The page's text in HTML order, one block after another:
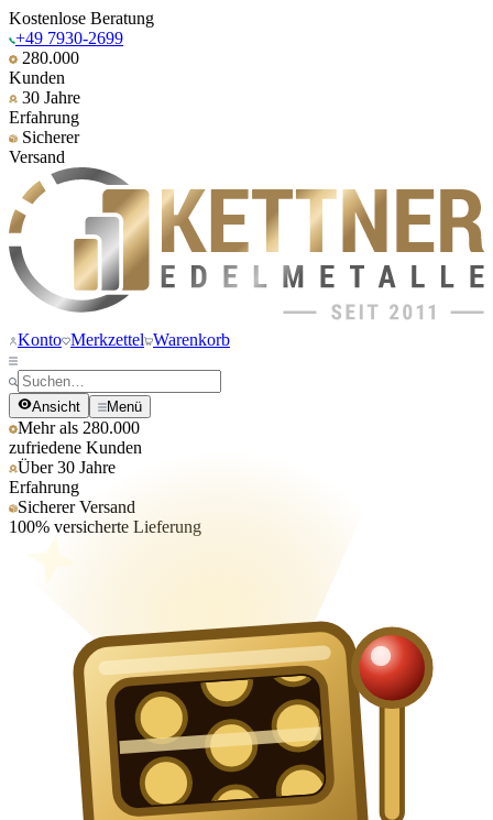
Kostenlose Beratung
+49 7930-2699
280.000
Kunden
30 Jahre
Erfahrung
Sicherer
Versand
Konto Merkzettel Warenkorb
Ansicht Menü
Mehr als 280.000
zufriedene Kunden
Über 30 Jahre
Erfahrung
Sicherer Versand
100% versicherte Lieferung